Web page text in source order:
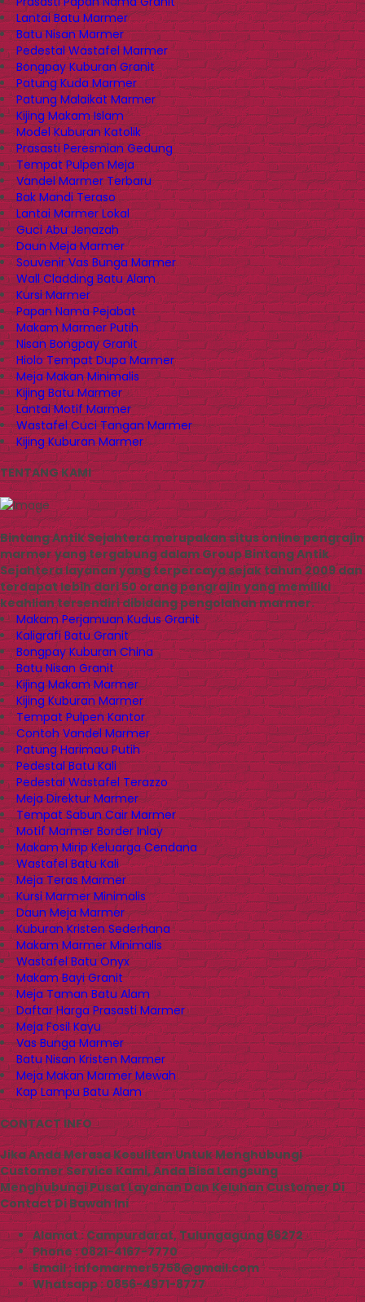
Lantai Batu Marmer
Batu Nisan Marmer
Pedestal Wastafel Marmer
Bongpay Kuburan Granit
Patung Kuda Marmer
Patung Malaikat Marmer
Kijing Makam Islam
Model Kuburan Katolik
Prasasti Peresmian Gedung
Tempat Pulpen Meja
Vandel Marmer Terbaru
Bak Mandi Teraso
Lantai Marmer Lokal
Guci Abu Jenazah
Daun Meja Marmer
Souvenir Vas Bunga Marmer
Wall Cladding Batu Alam
Kursi Marmer
Papan Nama Pejabat
Makam Marmer Putih
Nisan Bongpay Granit
Hiolo Tempat Dupa Marmer
Meja Makan Minimalis
Kijing Batu Marmer
Lantai Motif Marmer
Wastafel Cuci Tangan Marmer
Kijing Kuburan Marmer
TENTANG KAMI
Bintang Antik Sejahtera merupakan situs online pengrajin
marmer yang tergabung dalam Group Bintang Antik
Sejahtera layanan yang terpercaya sejak tahun 2009 dan
terdapat lebih dari 50 orang pengrajin yang memiliki
keahlian tersendiri dibidang pengolahan marmer.
Makam Perjamuan Kudus Granit
Kaligrafi Batu Granit
Bongpay Kuburan China
Batu Nisan Granit
Kijing Makam Marmer
Kijing Kuburan Marmer
Tempat Pulpen Kantor
Contoh Vandel Marmer
Patung Harimau Putih
Pedestal Batu Kali
Pedestal Wastafel Terazzo
Meja Direktur Marmer
Tempat Sabun Cair Marmer
Motif Marmer Border Inlay
Makam Mirip Keluarga Cendana
Wastafel Batu Kali
Meja Teras Marmer
Kursi Marmer Minimalis
Daun Meja Marmer
Kuburan Kristen Sederhana
Makam Marmer Minimalis
Wastafel Batu Onyx
Makam Bayi Granit
Meja Taman Batu Alam
Daftar Harga Prasasti Marmer
Meja Fosil Kayu
Vas Bunga Marmer
Batu Nisan Kristen Marmer
Meja Makan Marmer Mewah
Kap Lampu Batu Alam
CONTACT INFO
Jika Anda Merasa Kesulitan Untuk Menghubungi
Customer Service Kami, Anda Bisa Langsung
Menghubungi Pusat Layanan Dan Keluhan Customer Di
Contact Di Bawah Ini
Alamat : Campurdarat, Tulungagung 66272
Phone : 0821-4167-7770
Email : infomarmer5758@gmail.com
Whatsapp : 0856-4971-8777